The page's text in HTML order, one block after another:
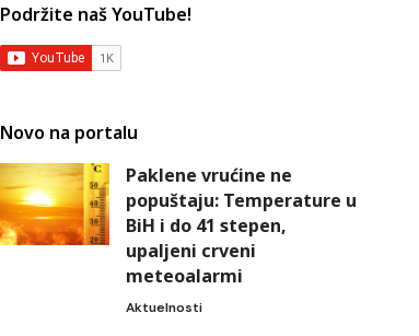
Podržite naš YouTube!
Novo na portalu
Paklene vrućine ne
popuštaju: Temperature u
BiH i do 41 stepen,
upaljeni crveni
meteoalarmi
Aktuelnosti